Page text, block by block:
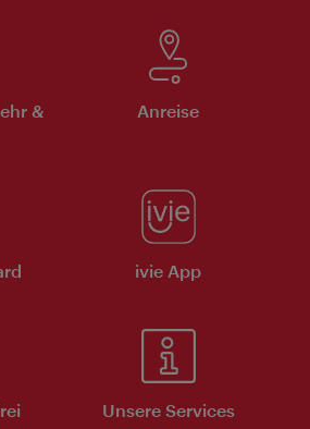
&
Anreise
ivie App
Unsere Services